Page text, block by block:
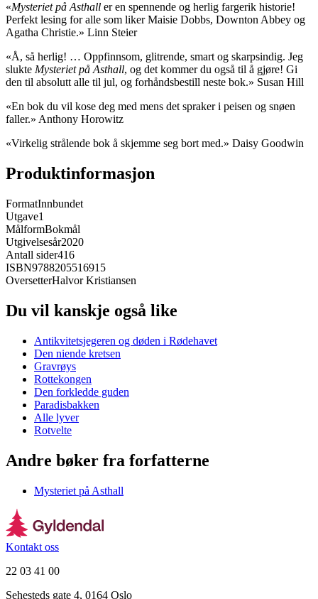
«Mysteriet på Asthall er en spennende og herlig fargerik historie!
Perfekt lesing for alle som liker Maisie Dobbs, Downton Abbey og
Agatha Christie.» Linn Steier
«Å, så herlig! … Oppfinnsom, glitrende, smart og skarpsindig. Jeg
slukte Mysteriet på Asthall, og det kommer du også til å gjøre! Gi
den til absolutt alle til jul, og forhåndsbestill neste bok.» Susan Hill
«En bok du vil kose deg med mens det spraker i peisen og snøen
faller.» Anthony Horowitz
«Virkelig strålende bok å skjemme seg bort med.» Daisy Goodwin
Produktinformasjon
FormatInnbundet
Utgave1
MålformBokmål
Utgivelsesår2020
Antall sider416
ISBN9788205516915
OversetterHalvor Kristiansen
Du vil kanskje også like
Antikvitetsjegeren og døden i Rødehavet
Den niende kretsen
Gravrøys
Rottekongen
Den forkledde guden
Paradisbakken
Alle lyver
Rotvelte
Andre bøker fra forfatterne
Mysteriet på Asthall
Kontakt oss
22 03 41 00
Sehesteds gate 4, 0164 Oslo